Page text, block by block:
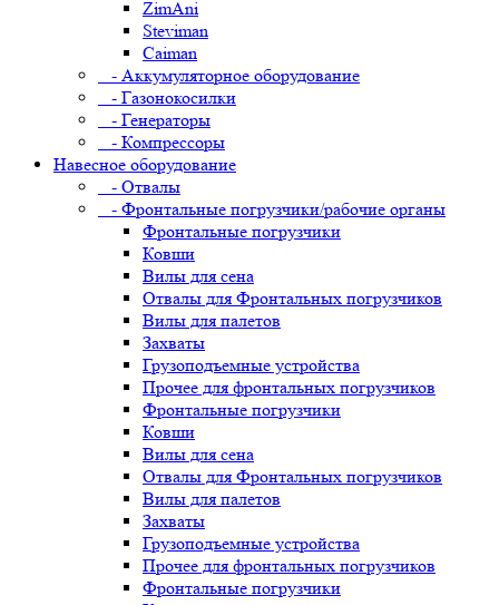
ZimAni
Steviman
Caiman
- Аккумуляторное оборудование
- Газонокосилки
- Генераторы
- Компрессоры
Навесное оборудование
- Отвалы
- Фронтальные погрузчики/рабочие органы
Фронтальные погрузчики
Ковши
Вилы для сена
Отвалы для Фронтальных погрузчиков
Вилы для палетов
Захваты
Грузоподъемные устройства
Прочее для фронтальных погрузчиков
Фронтальные погрузчики
Ковши
Вилы для сена
Отвалы для Фронтальных погрузчиков
Вилы для палетов
Захваты
Грузоподъемные устройства
Прочее для фронтальных погрузчиков
Фронтальные погрузчики